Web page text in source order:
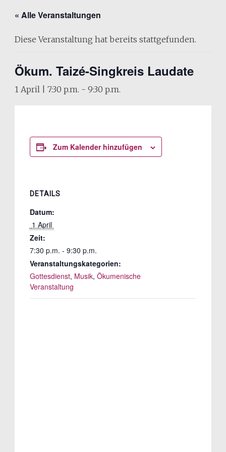
« Alle Veranstaltungen
Diese Veranstaltung hat bereits stattgefunden.
Ökum. Taizé-Singkreis Laudate
1 April | 7:30 p.m. - 9:30 p.m.
Zum Kalender hinzufügen
DETAILS
Datum:
1 April
Zeit:
7:30 p.m. - 9:30 p.m.
Veranstaltungskategorien:
Gottesdienst, Musik, Ökumenische
Veranstaltung